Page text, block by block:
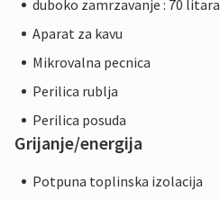
duboko zamrzavanje : 70 litara
Aparat za kavu
Mikrovalna pecnica
Perilica rublja
Perilica posuda
Grijanje/energija
Potpuna toplinska izolacija